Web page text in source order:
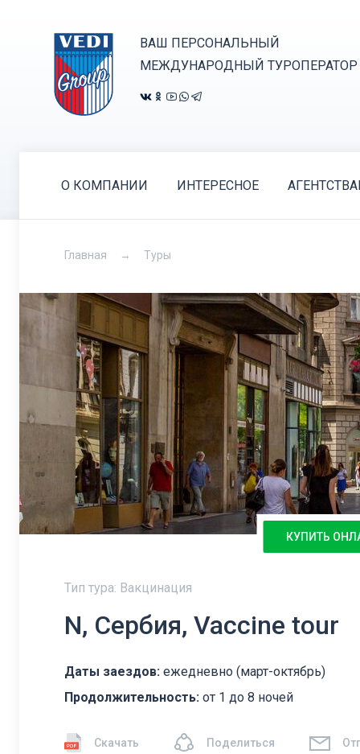
ВАШ ПЕРСОНАЛЬНЫЙ
МЕЖДУНАРОДНЫЙ ТУРОПЕРАТОР
О КОМПАНИИ ИНТЕРЕСНОЕ
Главная Туры
КУПИТЬ
Тип тура: Вакцинация
N, Сербия, Vaccine tour
Даты заездов: ежедневно (март-октябрь)
Продолжительность: от 1 до 8 ночей
Скачать Поделиться